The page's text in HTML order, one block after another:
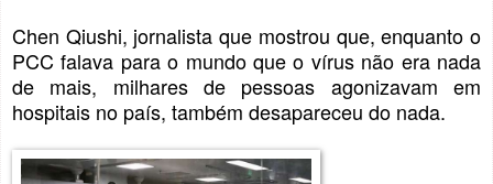
Chen Qiushi, jornalista que mostrou que, enquanto o
PCC falava para o mundo que o vírus não era nada
de mais, milhares de pessoas agonizavam em
hospitais no país, também desapareceu do nada.